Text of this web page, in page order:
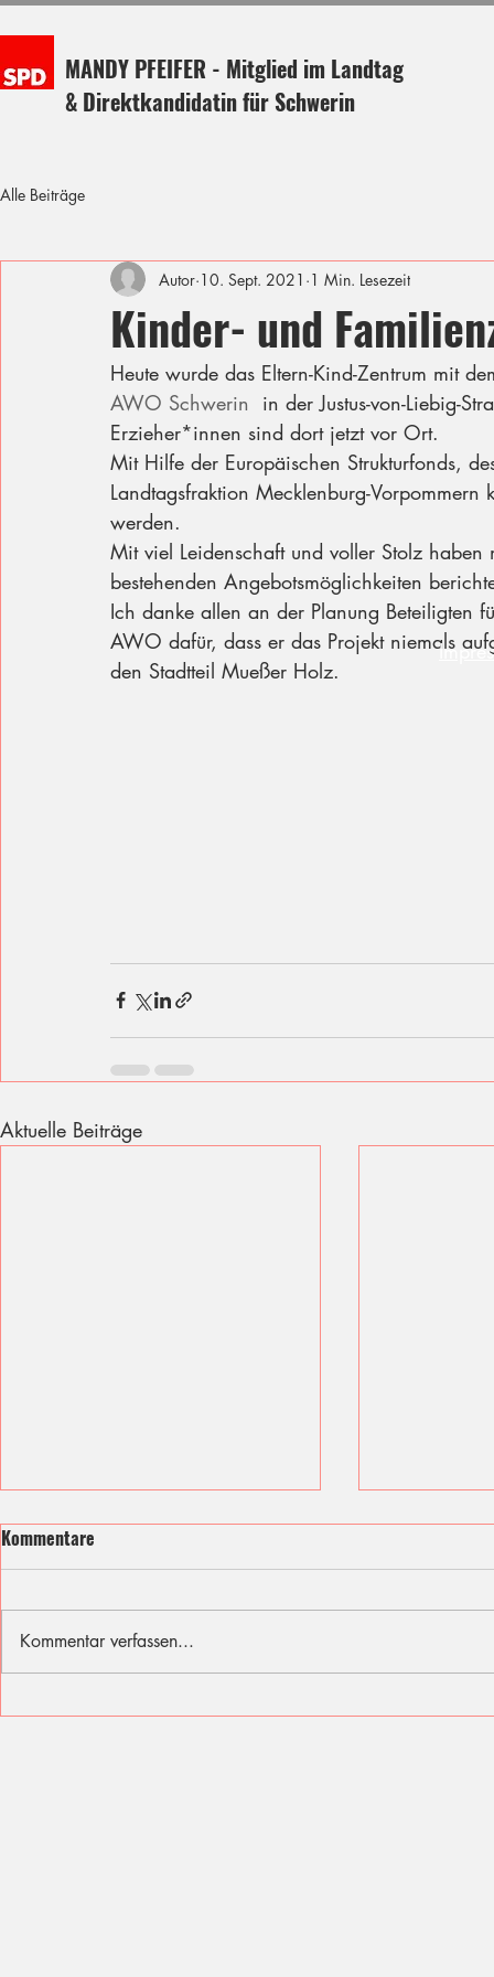
MANDY PFEIFER - Mitglied im Landtag
& Direktkandidatin für Schwerin
Alle Beiträge
Kinder- und
Autor 10. Sept. 2021 1 Min. Lesezeit
Heute wurde das Eltern-Kind-Zentrum mit
AWO Schwerin
in der Justus-von-Liebig-
Erzieher*innen sind dort jetzt vor Ort.
Mit Hilfe der Europäischen Strukturfonds,
Landtagsfraktion Mecklenburg-
werden.
Mit viel Leidenschaft und voller Stolz
bestehenden Angebotsmöglichkeiten
Ich danke allen an der Planung Beteiligten
AWO dafür, dass er das Projekt niemals
den Stadtteil Mueßer Holz.
Aktuelle Beiträge
Ich fühle mit den Opfern des
Sommer,
Kommentare
Kommentar verfassen...